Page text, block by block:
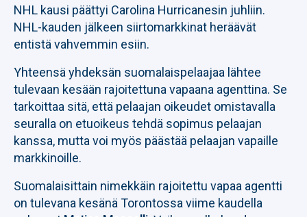
NHL kausi päättyi Carolina Hurricanesin juhliin.
NHL-kauden jälkeen siirtomarkkinat heräävät
entistä vahvemmin esiin.
Yhteensä yhdeksän suomalaispelaajaa lähtee
tulevaan kesään rajoitettuna vapaana agenttina. Se
tarkoittaa sitä, että pelaajan oikeudet omistavalla
seuralla on etuoikeus tehdä sopimus pelaajan
kanssa, mutta voi myös päästää pelaajan vapaille
markkinoille.
Suomalaisittain nimekkäin rajoitettu vapaa agentti
on tulevana kesänä Torontossa viime kaudella